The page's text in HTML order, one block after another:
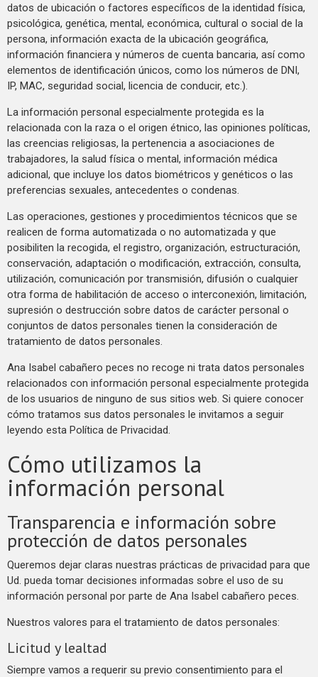
datos de ubicación o factores específicos de la identidad física,
psicológica, genética, mental, económica, cultural o social de la
persona, información exacta de la ubicación geográfica,
información financiera y números de cuenta bancaria, así como
elementos de identificación únicos, como los números de DNI,
IP, MAC, seguridad social, licencia de conducir, etc.).
La información personal especialmente protegida es la
relacionada con la raza o el origen étnico, las opiniones políticas,
las creencias religiosas, la pertenencia a asociaciones de
trabajadores, la salud física o mental, información médica
adicional, que incluye los datos biométricos y genéticos o las
preferencias sexuales, antecedentes o condenas.
Las operaciones, gestiones y procedimientos técnicos que se
realicen de forma automatizada o no automatizada y que
posibiliten la recogida, el registro, organización, estructuración,
conservación, adaptación o modificación, extracción, consulta,
utilización, comunicación por transmisión, difusión o cualquier
otra forma de habilitación de acceso o interconexión, limitación,
supresión o destrucción sobre datos de carácter personal o
conjuntos de datos personales tienen la consideración de
tratamiento de datos personales.
Ana Isabel cabañero peces no recoge ni trata datos personales
relacionados con información personal especialmente protegida
de los usuarios de ninguno de sus sitios web. Si quiere conocer
cómo tratamos sus datos personales le invitamos a seguir
leyendo esta Política de Privacidad.
Cómo utilizamos la
información personal
Transparencia e información sobre
protección de datos personales
Queremos dejar claras nuestras prácticas de privacidad para que
Ud. pueda tomar decisiones informadas sobre el uso de su
información personal por parte de Ana Isabel cabañero peces.
Nuestros valores para el tratamiento de datos personales:
Licitud y lealtad
Siempre vamos a requerir su previo consentimiento para el